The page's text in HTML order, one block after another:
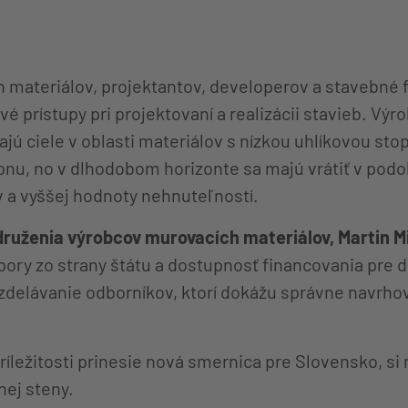
materiálov, projektantov, developerov a
prístupy pri projektovaní a realizácii stavieb.
ciele v oblasti materiálov s nízkou uhlíkovou
no v dlhodobom horizonte sa majú vrátiť v
a vyššej hodnoty nehnuteľností.
výrobcov murovacích materiálov, Martin
zo strany štátu a dostupnosť financovania pre
odborníkov, ktorí dokážu správne
prinesie nová smernica pre Slovensko,
steny.